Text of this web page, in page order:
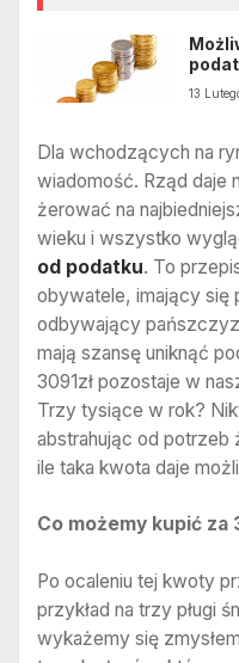
13
Dla wchodzących na
wiadomość. Rząd daje
żerować na
wieku i wszystko
od podatku. To
obywatele, imający się
odbywający
mają szansę uniknąć
3091zł pozostaje w
Trzy tysiące w rok?
abstrahując od
ile taka kwota daje
Co możemy kupić za
Po ocaleniu tej kwoty
przykład na trzy pługi
wykażemy się